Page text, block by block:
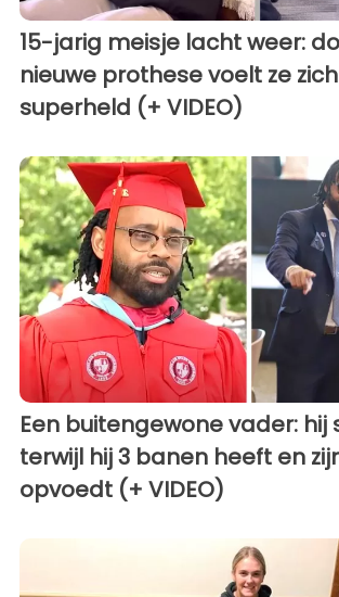
15-jarig meisje lacht weer:
nieuwe prothese voelt ze
superheld (+ VIDEO)
Een buitengewone vader:
terwijl hij 3 banen heeft en
opvoedt (+ VIDEO)